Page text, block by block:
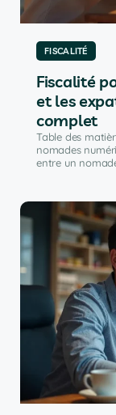
FISCALITÉ
Fiscalité
et les
complet
Table des
nomades
entre un